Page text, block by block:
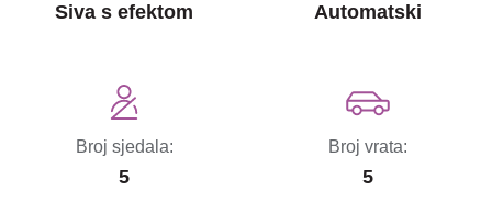
Siva s efektom Automatski
Broj sjedala:
5
Broj vrata:
5